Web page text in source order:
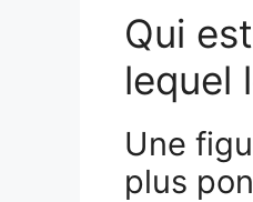
Qui
lequel
Une
plus